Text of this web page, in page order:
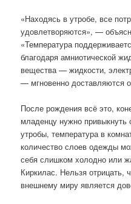
«Находясь в утробе, все
удовлетворяются», —
«Температура
благодаря амниотической
вещества — жидкости,
— мгновенно доставляются
После рождения всё это,
младенцу нужно привыкнуть
утробы, температура в
количество слоев одежды
себя слишком холодно или
Киркилас. Нельзя отрицать,
внешнему миру является